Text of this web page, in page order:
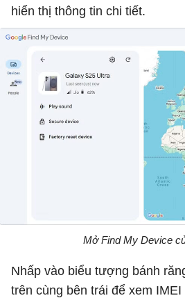
hiển thị thông tin chi tiết.
Mở Find My Device
Nhấp vào biểu tượng bánh
trên cùng bên trái để xem